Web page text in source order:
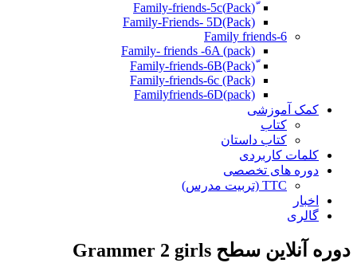
ّ(Pack)Family-friends-5c
Family-Friends- 5D(Pack)
Family friends-6
Family- friends -6A (pack)
Family-friends-6c (Pack)
Familyfriends-6D(pack)
کمک آموزشی
کتاب
کتاب داستان
کلمات کاربردی
دوره های تخصصی
TTC (تربیت مدرس)
اخبار
گالری
دوره آنلاین سطح Grammer 2 girls